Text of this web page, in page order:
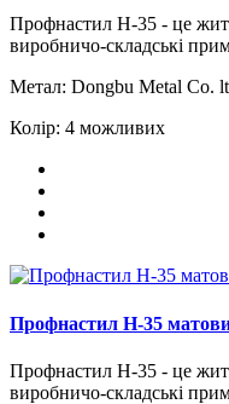
Профнастил Н-35 - це
виробничо-складські
Метал: Dongbu Metal Сo.
Колір: 4 можливих
Профнастил H-35
Профнастил Н-35 - це
виробничо-складські